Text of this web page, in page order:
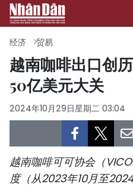
首页
政治
经济
社会
经济 贸易
越南咖啡出口创
50亿美元大关
2024年10月29日星期二 03:04
越南咖啡可可协会（
度（从2023年10月至